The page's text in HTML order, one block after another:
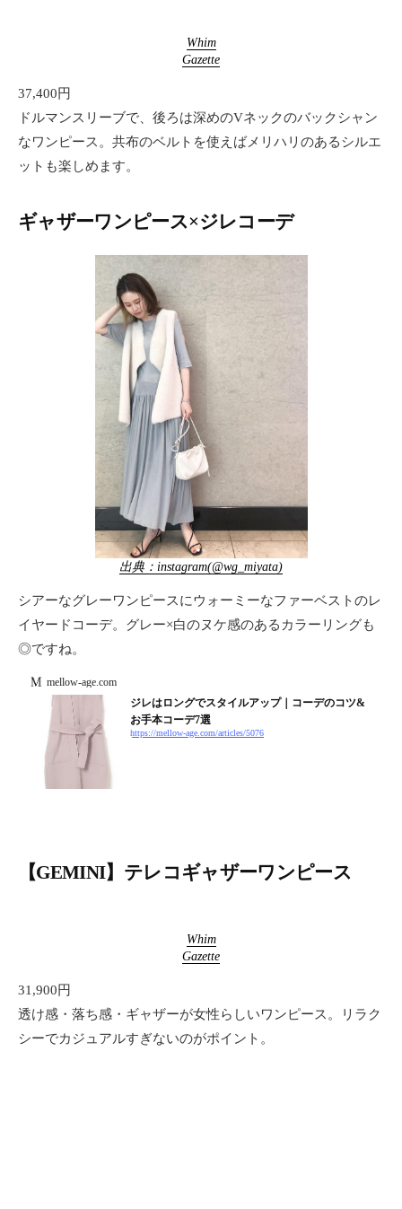
Whim
Gazette
37,400円
ドルマンスリーブで、後ろは深めのVネックのバックシャン
なワンピース。共布のベルトを使えばメリハリのあるシルエ
ットも楽しめます。
ギャザーワンピース×ジレコーデ
出典：instagram(@wg_miyata)
シアーなグレーワンピースにウォーミーなファーベストのレ
イヤードコーデ。グレー×白のヌケ感のあるカラーリングも
◎ですね。
mellow-age.com
ジレはロングでスタイルアップ｜コーデのコツ&
お手本コーデ7選
https://mellow-age.com/articles/5076
【GEMINI】テレコギャザーワンピース
Whim
Gazette
31,900円
透け感・落ち感・ギャザーが女性らしいワンピース。リラク
シーでカジュアルすぎないのがポイント。